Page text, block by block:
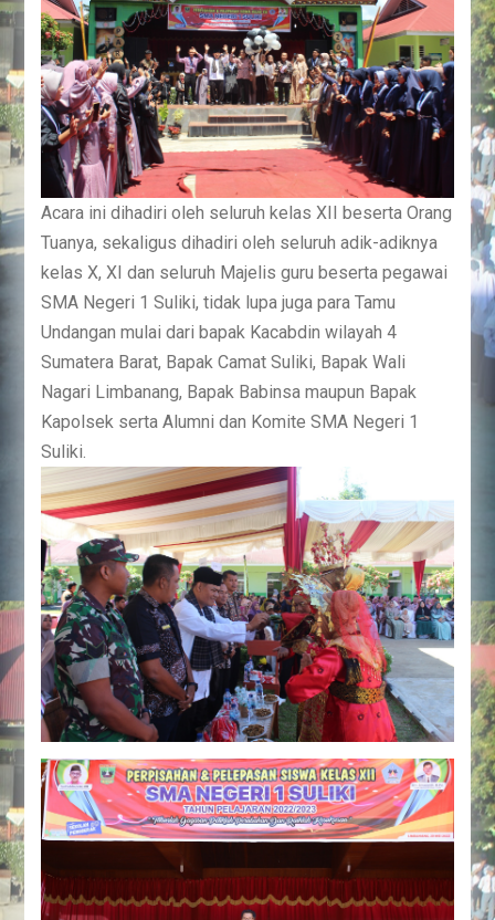
Acara ini dihadiri oleh seluruh kelas XII beserta Orang
Tuanya, sekaligus dihadiri oleh seluruh adik-adiknya
kelas X, XI dan seluruh Majelis guru beserta pegawai
SMA Negeri 1 Suliki, tidak lupa juga para Tamu
Undangan mulai dari bapak Kacabdin wilayah 4
Sumatera Barat, Bapak Camat Suliki, Bapak Wali
Nagari Limbanang, Bapak Babinsa maupun Bapak
Kapolsek serta Alumni dan Komite SMA Negeri 1
Suliki.